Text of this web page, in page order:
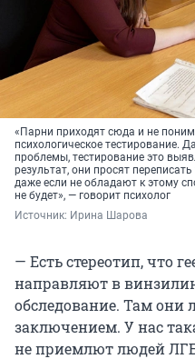
«Парни приходят сюда и не
психологическое тестирование.
проблемы, тестирование это
результат, они просят
даже если не обладают к этому
не будет», — говорит психолог
Источник: Ирина Шарова
— Есть стереотип, что
направляют в
обследование. Там они
заключением. У нас
не приемлют людей